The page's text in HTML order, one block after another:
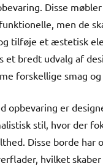
Disse
men de
tilføje et æstetisk
et bredt udvalg af
forskellige smag
opbevaring er
stil, hvor der
Disse borde har
hvilket